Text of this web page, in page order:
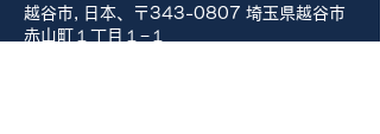
越谷市, 日本、〒343-0807 埼玉県越谷市
赤山町１丁目１−１